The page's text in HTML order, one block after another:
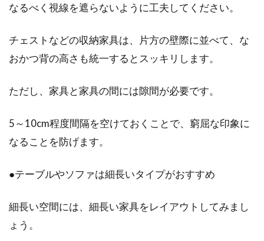
なるべく視線を遮らないように工夫してください。
チェストなどの収納家具は、片方の壁際に並べて、な
おかつ背の高さも統一するとスッキリします。
ただし、家具と家具の間には隙間が必要です。
5～10cm程度間隔を空けておくことで、窮屈な印象に
なることを防げます。
●テーブルやソファは細長いタイプがおすすめ
細長い空間には、細長い家具をレイアウトしてみまし
ょう。